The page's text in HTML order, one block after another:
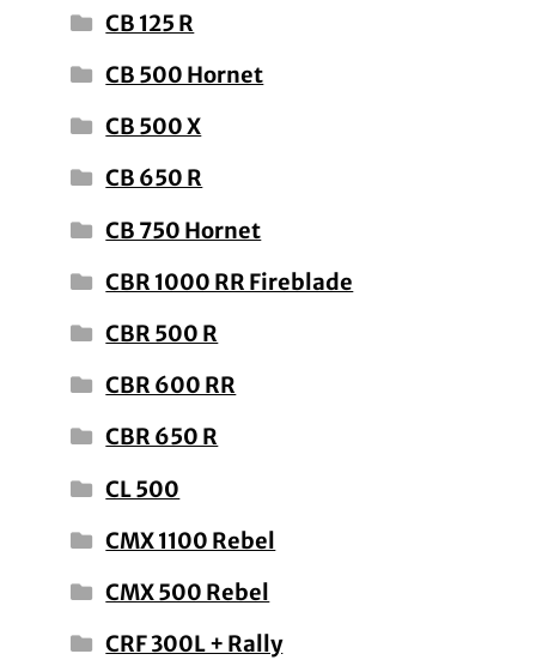
CB 125 R
CB 500 Hornet
CB 500 X
CB 650 R
CB 750 Hornet
CBR 1000 RR Fireblade
CBR 500 R
CBR 600 RR
CBR 650 R
CL 500
CMX 1100 Rebel
CMX 500 Rebel
CRF 300L + Rally